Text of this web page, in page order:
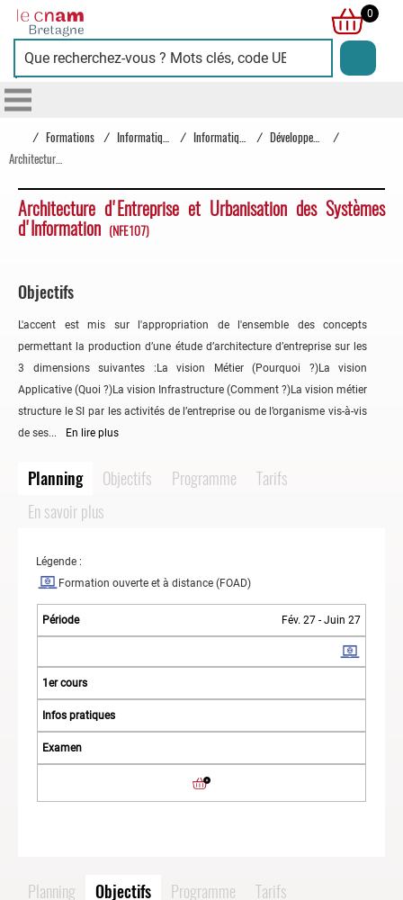
Cnam
Bretagne
0
/ Formations / / /
/
Architecture d'Entreprise et Urbanisation des Systèmes
d'Information (NFE107)
Objectifs
L'accent est mis sur l'appropriation de l'ensemble des concepts
permettant la production d’une étude d’architecture d’entreprise sur les
3 dimensions suivantes :La vision Métier (Pourquoi ?)La vision
Applicative (Quoi ?)La vision Infrastructure (Comment ?)La vision métier
structure le SI par les activités de l’entreprise ou de l’organisme vis-à-vis
de ses...
En lire plus
Planning Objectifs Programme
Tarifs
En savoir plus
Légende :
Formation ouverte et à distance (FOAD)
Fév. 27 - Juin 27
Planning Objectifs Programme
Tarifs